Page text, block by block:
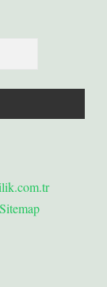
Sitemap